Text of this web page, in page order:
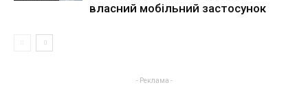
власний мобільний застосунок
- Реклама -